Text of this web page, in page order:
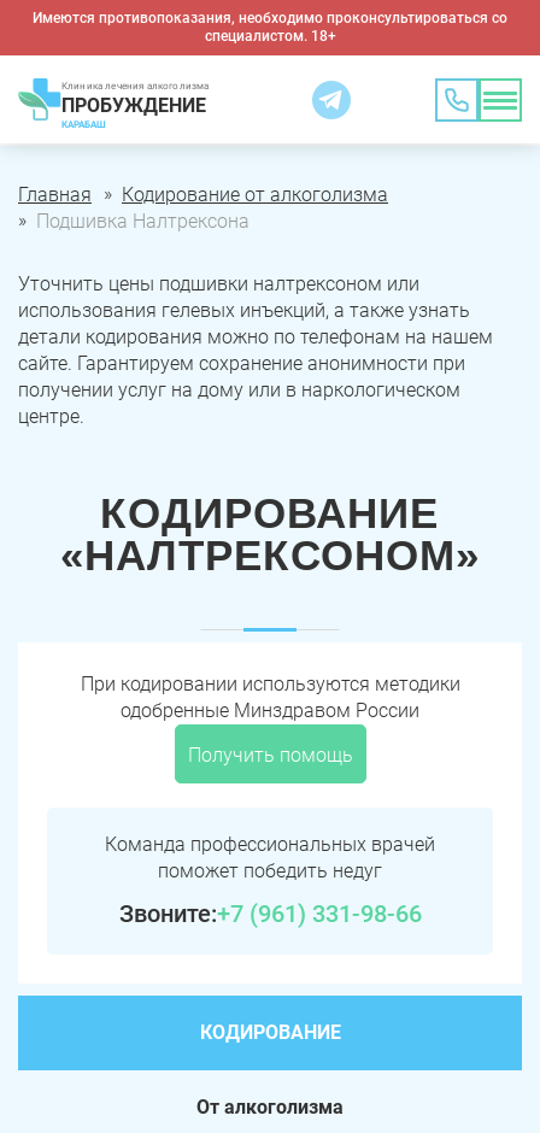
Имеются противопоказания, необходимо проконсультироваться со
специалистом. 18+
Клиника лечения алкоголизма
ПРОБУЖДЕНИЕ
КАРАБАШ
Главная
Кодирование от алкоголизма
Подшивка Налтрексона
КОДИРОВАНИЕ
«НАЛТРЕКСОНОМ»
При кодировании используются методики
одобренные Минздравом России
Получить помощь
Команда профессиональных врачей
поможет победить недуг
Звоните:+7 (961) 331-98-66
КОДИРОВАНИЕ
От алкоголизма
Уточнить цены подшивки налтрексоном или
использования гелевых инъекций, а также узнать
детали кодирования можно по телефонам на нашем
сайте. Гарантируем сохранение анонимности при
получении услуг на дому или в наркологическом
центре.